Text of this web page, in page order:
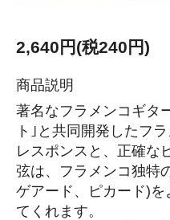
2,640円(税240円)
商品説明
著名なフラメンコギタ
ト｣と共同開発したフ
レスポンスと、正確な
弦は、フラメンコ独特
ゲアード、ピカード)
てくれます。